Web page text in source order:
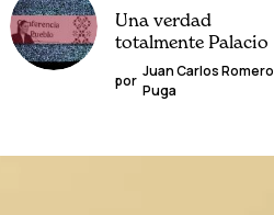
Una verdad
totalmente Palacio
por
Juan Carlos Romero
Puga